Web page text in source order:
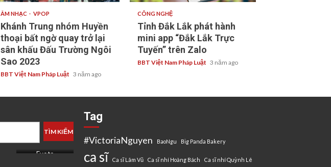
ÂM NHẠC VPOP
Khánh Trung nhóm Huyền
thoại bất ngờ quay trở lại
sân khấu Đấu Trường Ngôi
Sao 2023
BBT Việt Nam Pháp Luật 3 năm ago
CÔNG NGHỆ
Tỉnh Đắk Lắk phát hành
mini app “Đắk Lắk Trực
Tuyến” trên Zalo
BBT Việt Nam Pháp Luật 3 năm ago
TÌM KIẾM
Evoto
Tag
#VictoriaNguyen BaoNgu Big Panda Bakery
ca sĩ Ca sĩ Lâm Vũ Ca sĩ nhí Hoàng Bách Ca sĩ nhí Quỳnh Lê